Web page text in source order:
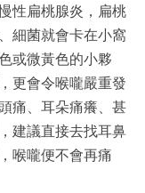
性扁桃腺炎，扁桃
細菌就會卡在小窩
或微黃色的小夥
更會令喉嚨嚴重發
痛、耳朵痛癢、甚
建議直接去找耳鼻
喉嚨便不會再痛